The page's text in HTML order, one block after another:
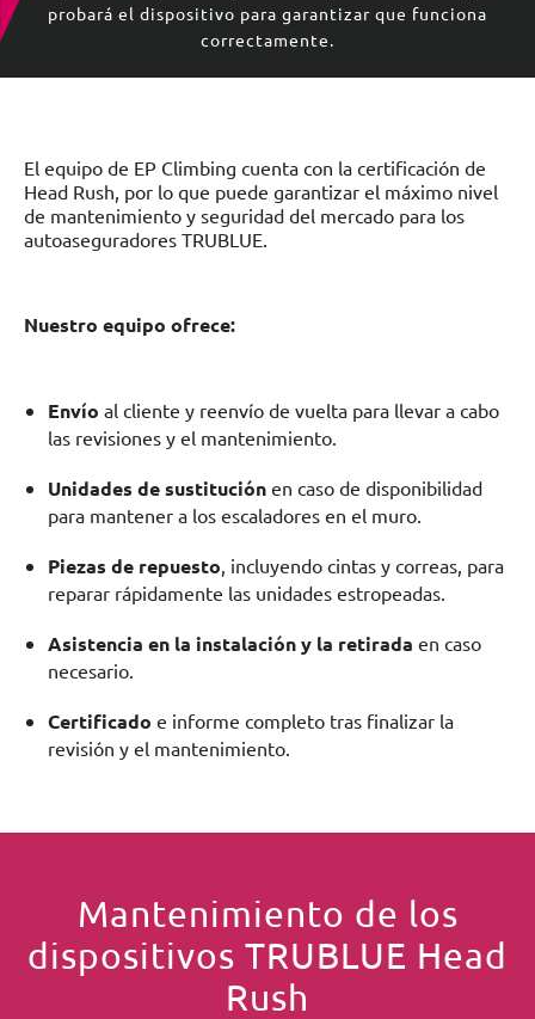
probará el dispositivo para garantizar que funciona
correctamente.
El equipo de EP Climbing cuenta con la certificación de
Head Rush, por lo que puede garantizar el máximo nivel
de mantenimiento y seguridad del mercado para los
autoaseguradores TRUBLUE.
Nuestro equipo ofrece:
Envío al cliente y reenvío de vuelta para llevar a cabo
las revisiones y el mantenimiento.
Unidades de sustitución en caso de disponibilidad
para mantener a los escaladores en el muro.
Piezas de repuesto , incluyendo cintas y correas, para
reparar rápidamente las unidades estropeadas.
Asistencia en la instalación y la retirada en caso
necesario.
Certificado e informe completo tras finalizar la
revisión y el mantenimiento.
Mantenimiento de los
dispositivos TRUBLUE Head
Rush